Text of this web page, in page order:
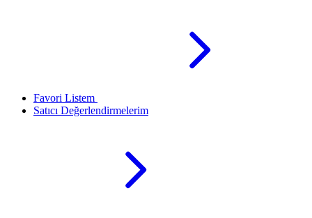
Favori Listem
Satıcı Değerlendirmelerim